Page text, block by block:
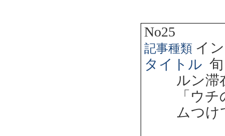
No25
記事種類 イ
タイトル
ルン
「ウ
ムつけ